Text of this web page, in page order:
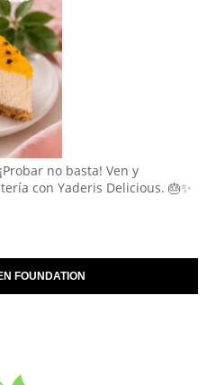
no basta! Ven y
con Yaderis Delicious. 🎂✨
FOUNDATION